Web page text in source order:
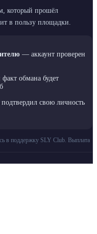
который прошёл
в пользу площадки.
— аккаунт проверен
обмана будет
свою личность
в поддержку SLY Club. Выплата